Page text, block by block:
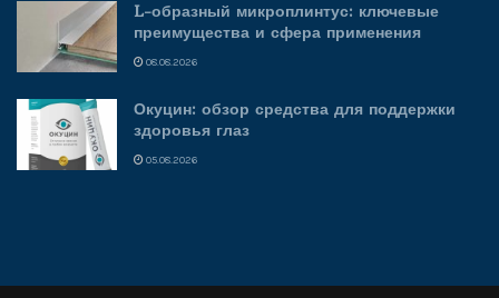
L-образный микроплинтус: ключевые
преимущества и сфера применения
08.08.2026
Окуцин: обзор средства для поддержки
здоровья глаз
05.08.2026